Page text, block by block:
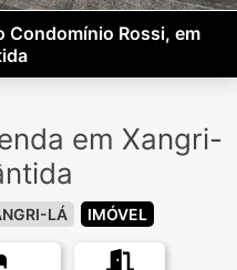
Condomínio Rossi, em
em Xangri-
LÁ IMÓVEL